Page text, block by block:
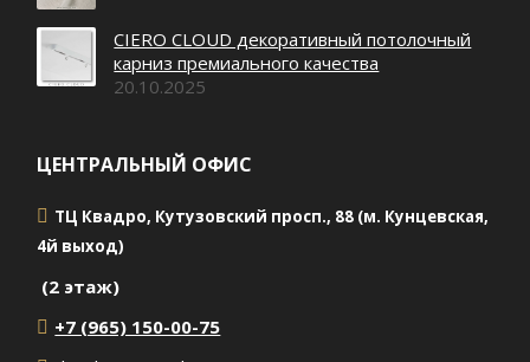
CIERO CLOUD декоративный потолочный
карниз премиального качества
20.10.2025
ЦЕНТРАЛЬНЫЙ ОФИС
ТЦ Квадро, Кутузовский просп., 88 (м. Кунцевская,
4й выход)
(2 этаж)
+7 (965) 150-00-75